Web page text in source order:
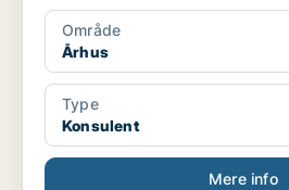
Område
Århus
Type
Konsulent
Mere info